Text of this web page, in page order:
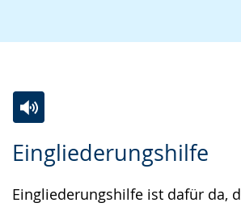
Eingliederungshilfe
Eingliederungshilfe ist dafür da,
Leichten
Audio-
Video